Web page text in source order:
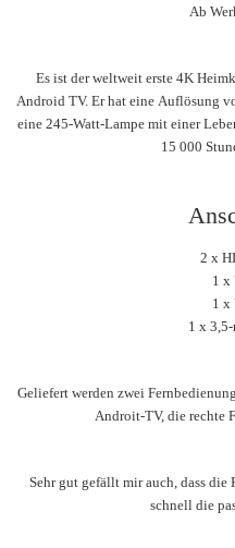
Ab
Es ist derweltweit erste 4K
Android TV. Er hat eine Auflösung
eine 245-Watt-Lampe mit einer
15 000
2 x
1 x
1 x
1 x
Geliefert werden zwei
Androit-TV, die rechte
Sehr gut gefällt mir auch, dass
schnell die